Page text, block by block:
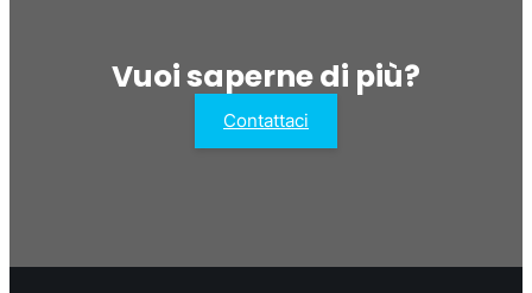
Vuoi saperne di più?
Contattaci